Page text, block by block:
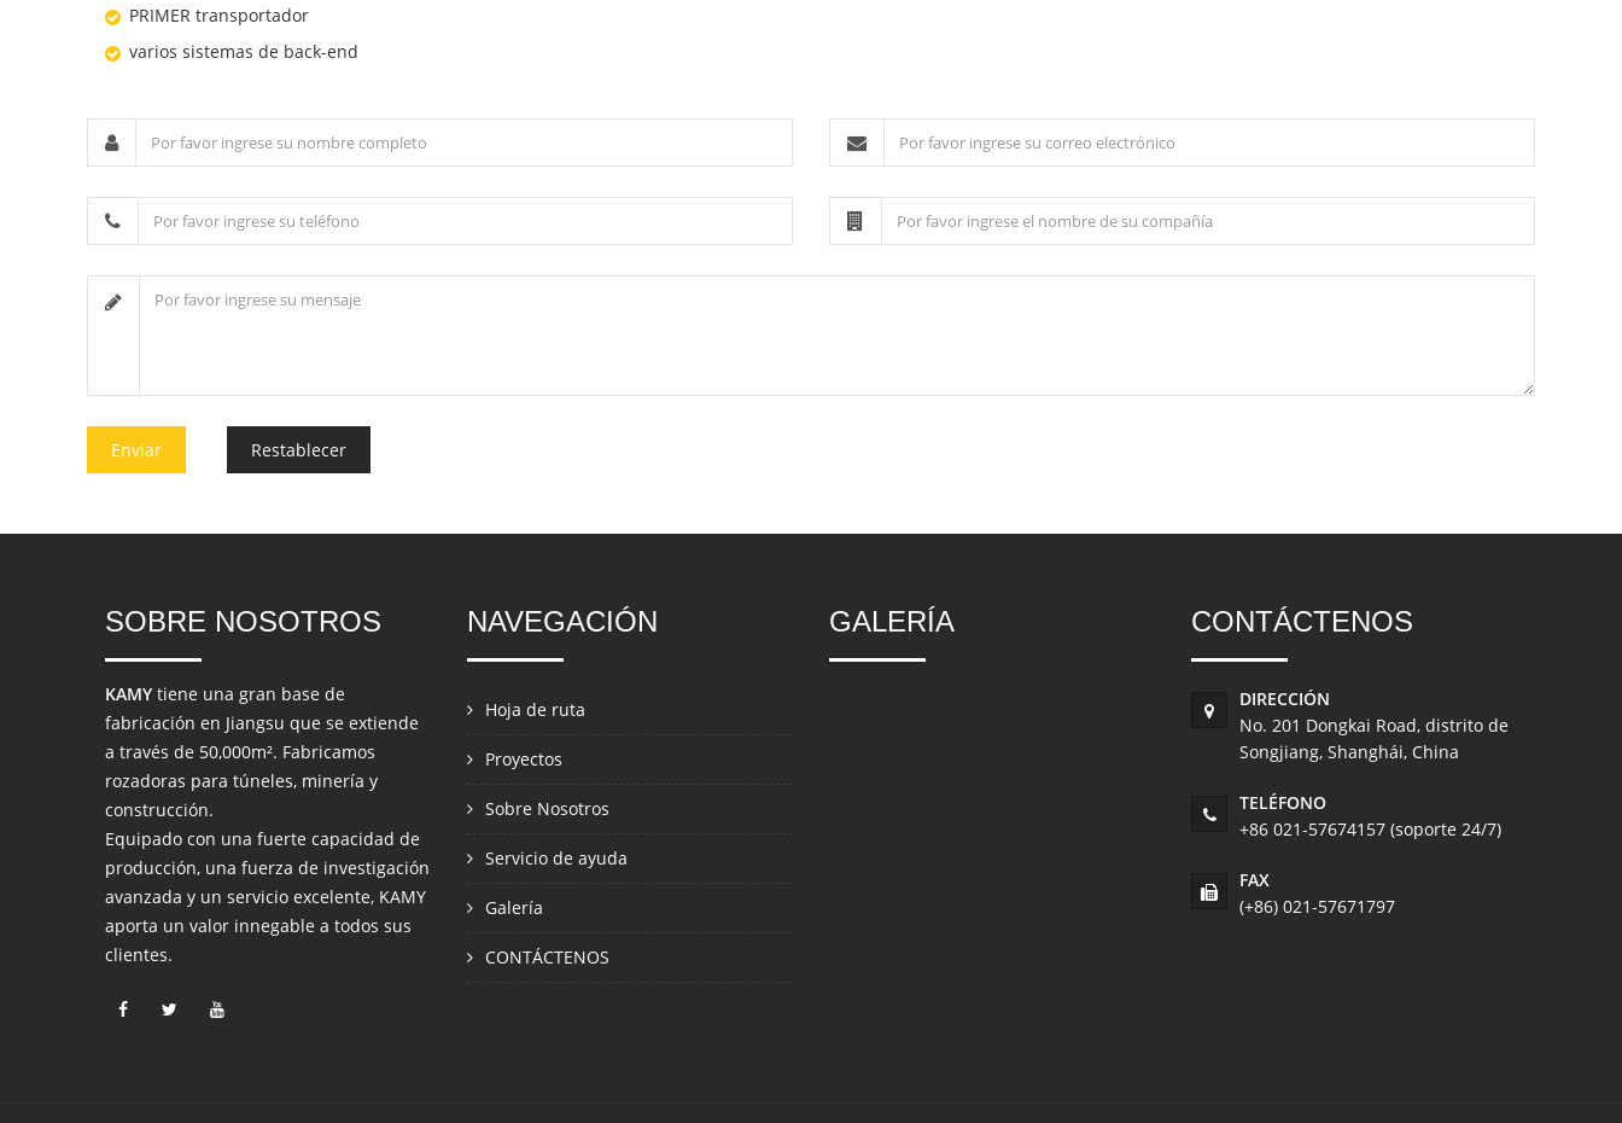
PRIMER transportador
varios sistemas de back-end
Enviar Restablecer
SOBRE NOSOTROS
KAMY tiene una gran base de
fabricación en Jiangsu que se extiende
a través de 50,000m². Fabricamos
rozadoras para túneles, minería y
construcción.
Equipado con una fuerte capacidad de
producción, una fuerza de investigación
avanzada y un servicio excelente, KAMY
aporta un valor innegable a todos sus
clientes.
NAVEGACIÓN
Hoja de ruta
Proyectos
Sobre Nosotros
Servicio de ayuda
Galería
CONTÁCTENOS
GALERÍA CONTÁCTENOS
DIRECCIÓN
No. 201 Dongkai Road, distrito de
Songjiang, Shanghái, China
TELÉFONO
+86 021-57674157 (soporte 24/7)
FAX
(+86) 021-57671797